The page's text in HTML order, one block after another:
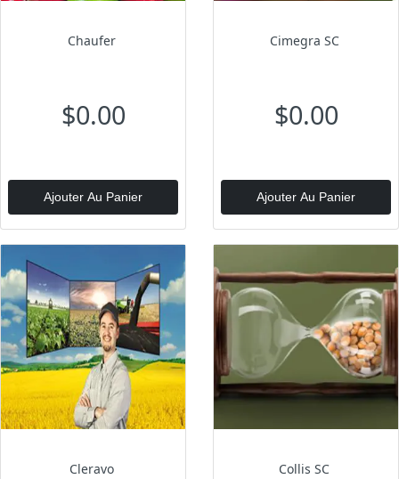
Chaufer
$0.00
Ajouter Au Panier
Cimegra SC
$0.00
Ajouter Au Panier
Cleravo Collis SC